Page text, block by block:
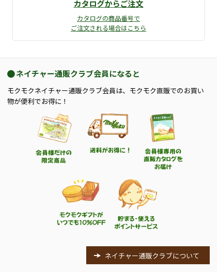
カタログからご注文
カタログの商品番号で
ご注文される場合はこちら
ネイチャー通販クラブ会員になると
モクモクネイチャー通販クラブ会員は、モクモク直販でのお買い
物が便利でお得に！
ネイチャー通販クラブについて